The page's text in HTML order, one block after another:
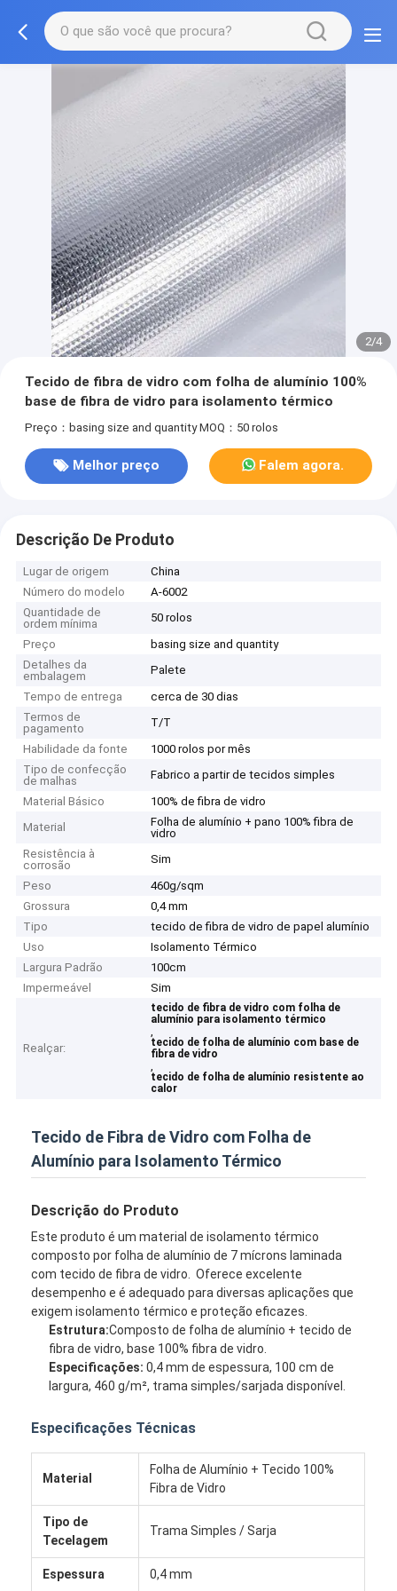
2/4
Tecido de fibra de vidro com folha de alumínio 100%
base de fibra de vidro para isolamento térmico
Preço：basing size and quantity MOQ：50 rolos
Melhor preço Falem agora.
Descrição De Produto
Lugar de origem
China
Número do modelo
A-6002
Quantidade de
ordem mínima
50 rolos
Preço
basing size and quantity
Detalhes da
embalagem
Palete
Tempo de entrega
cerca de 30 dias
Termos de
pagamento
T/T
Habilidade da fonte
1000 rolos por mês
Tipo de confecção
de malhas
Fabrico a partir de tecidos simples
Material Básico
100% de fibra de vidro
Material
Folha de alumínio + pano 100% fibra de
vidro
Resistência à
corrosão
Sim
Peso
460g/sqm
Grossura
0,4 mm
Tipo
tecido de fibra de vidro de papel alumínio
Uso
Isolamento Térmico
Largura Padrão
100cm
Impermeável
Sim
Realçar:
tecido de fibra de vidro com folha de
alumínio para isolamento térmico
,
tecido de folha de alumínio com base de
fibra de vidro
,
tecido de folha de alumínio resistente ao
calor
Tecido de Fibra de Vidro com Folha de
Alumínio para Isolamento Térmico
Descrição do Produto
Este produto é um material de isolamento térmico
composto por folha de alumínio de 7 mícrons laminada
com tecido de fibra de vidro. Oferece excelente
desempenho e é adequado para diversas aplicações que
exigem isolamento térmico e proteção eficazes.
Estrutura:Composto de folha de alumínio + tecido de
fibra de vidro, base 100% fibra de vidro.
Especificações: 0,4 mm de espessura, 100 cm de
largura, 460 g/m², trama simples/sarjada disponível.
Especificações Técnicas
Material
Folha de Alumínio + Tecido 100%
Fibra de Vidro
Tipo de
Tecelagem
Trama Simples / Sarja
Espessura 0,4 mm